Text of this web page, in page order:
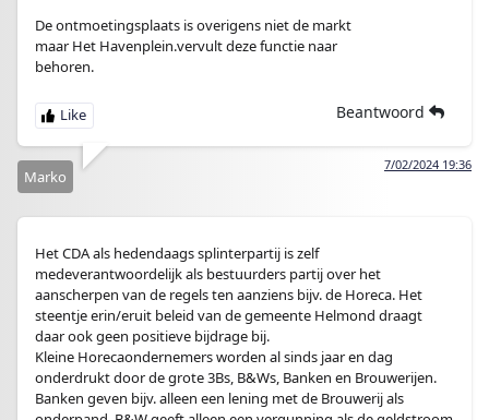
De ontmoetingsplaats is overigens niet de markt
maar Het Havenplein.vervult deze functie naar
behoren.
Beantwoord
7/02/2024 19:36
Marko
Het CDA als hedendaags splinterpartij is zelf
medeverantwoordelijk als bestuurders partij over het
aanscherpen van de regels ten aanziens bijv. de Horeca. Het
steentje erin/eruit beleid van de gemeente Helmond draagt
daar ook geen positieve bijdrage bij.
Kleine Horecaondernemers worden al sinds jaar en dag
onderdrukt door de grote 3Bs, B&Ws, Banken en Brouwerijen.
Banken geven bijv. alleen een lening met de Brouwerij als